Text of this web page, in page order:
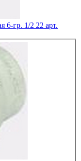
6-гр. 1/2 22 арт.